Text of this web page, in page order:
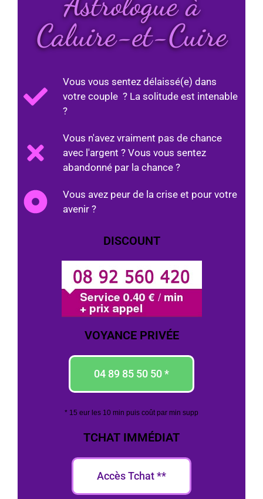
Caluire-et-Cuire
Vous vous sentez délaissé(e) dans
votre couple ? La solitude est intenable
?
Vous n'avez vraiment pas de chance
avec l'argent ? Vous vous sentez
abandonné par la chance ?
Vous avez peur de la crise et pour votre
avenir ?
DISCOUNT
VOYANCE PRIVÉE
04 89 85 50 50 *
* 15 eur les 10 min puis coût par min supp
TCHAT IMMÉDIAT
Accès Tchat **